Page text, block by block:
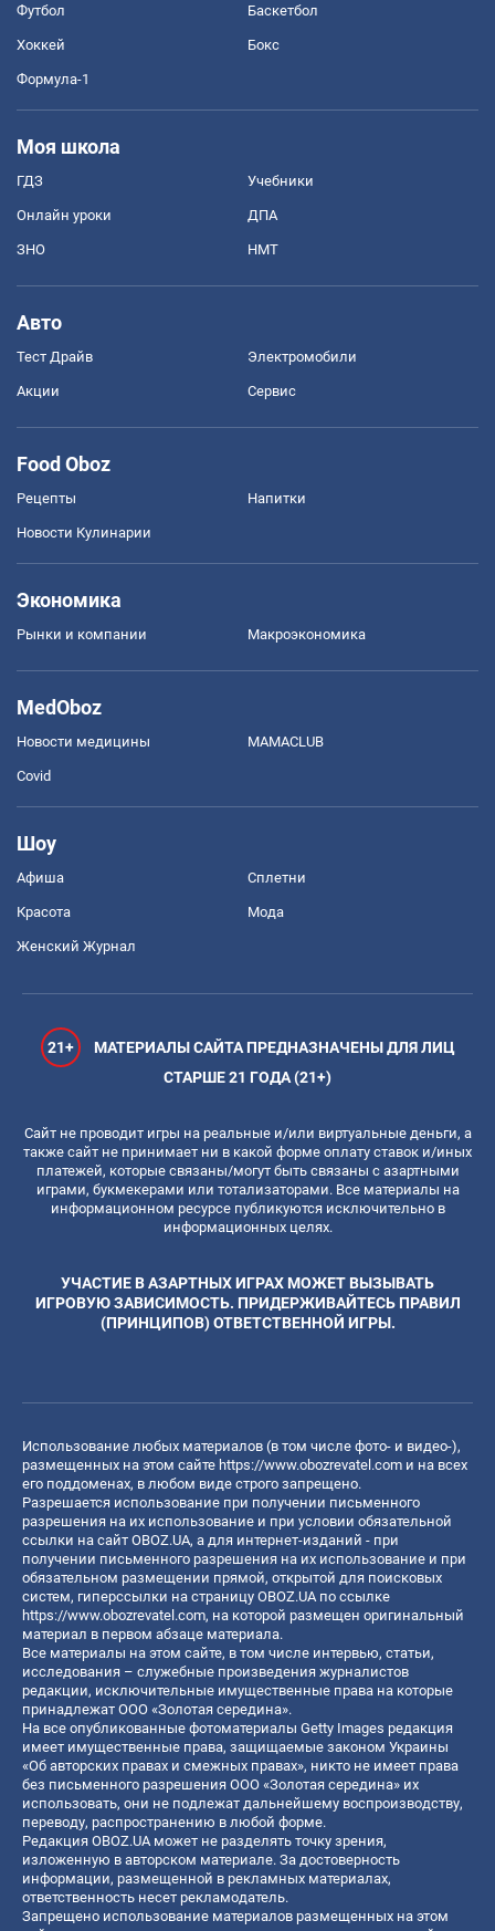
Футбол Баскетбол
Хоккей Бокс
Формула-1
Моя школа
ГДЗ Учебники
Онлайн уроки ДПА
ЗНО НМТ
Авто
Тест Драйв Электромобили
Акции Сервис
Food Oboz
Рецепты Напитки
Новости Кулинарии
Экономика
Рынки и компании Mакроэкономика
MedOboz
Новости медицины MAMACLUB
Covid
Шоу
Афиша Сплетни
Красота Мода
Женский Журнал
21+
МАТЕРИАЛЫ САЙТА ПРЕДНАЗНАЧЕНЫ ДЛЯ ЛИЦ
СТАРШЕ 21 ГОДА (21+)
Сайт не проводит игры на реальные и/или виртуальные деньги, а
также сайт не принимает ни в какой форме оплату ставок и/иных
платежей, которые связаны/могут быть связаны с азартными
играми, букмекерами или тотализаторами. Все материалы на
информационном ресурсе публикуются исключительно в
информационных целях.
УЧАСТИЕ В АЗАРТНЫХ ИГРАХ МОЖЕТ ВЫЗЫВАТЬ
ИГРОВУЮ ЗАВИСИМОСТЬ. ПРИДЕРЖИВАЙТЕСЬ ПРАВИЛ
(ПРИНЦИПОВ) ОТВЕТСТВЕННОЙ ИГРЫ.
Использование любых материалов (в том числе фото- и видео-),
размещенных на этом сайте https://www.obozrevatel.com и на всех
его поддоменах, в любом виде строго запрещено.
Разрешается использование при получении письменного
разрешения на их использование и при условии обязательной
ссылки на сайт OBOZ.UA, а для интернет-изданий - при
получении письменного разрешения на их использование и при
обязательном размещении прямой, открытой для поисковых
систем, гиперссылки на страницу OBOZ.UA по ссылке
https://www.obozrevatel.com, на которой размещен оригинальный
материал в первом абзаце материала.
Все материалы на этом сайте, в том числе интервью, статьи,
исследования – служебные произведения журналистов
редакции, исключительные имущественные права на которые
принадлежат ООО «Золотая середина».
На все опубликованные фотоматериалы Getty Images редакция
имеет имущественные права, защищаемые законом Украины
«Об авторских правах и смежных правах», никто не имеет права
без письменного разрешения ООО «Золотая середина» их
использовать, они не подлежат дальнейшему воспроизводству,
переводу, распространению в любой форме.
Редакция OBOZ.UA может не разделять точку зрения,
изложенную в авторском материале. За достоверность
информации, размещенной в рекламных материалах,
ответственность несет рекламодатель.
Запрещено использование материалов размещенных на этом